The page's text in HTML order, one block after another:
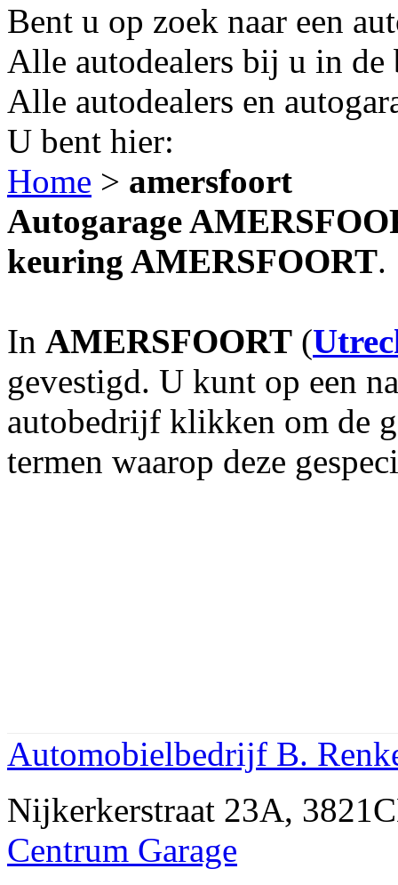
Bent u op zoek naar een
Alle autodealers bij u in
Alle autodealers en
U bent hier:
Home > amersfoort
Autogarage
keuring AMERSFOORT.
In AMERSFOORT (
gevestigd. U kunt op een
autobedrijf klikken om de
termen waarop deze
Automobielbedrijf B.
Nijkerkerstraat 23A,
Centrum Garage